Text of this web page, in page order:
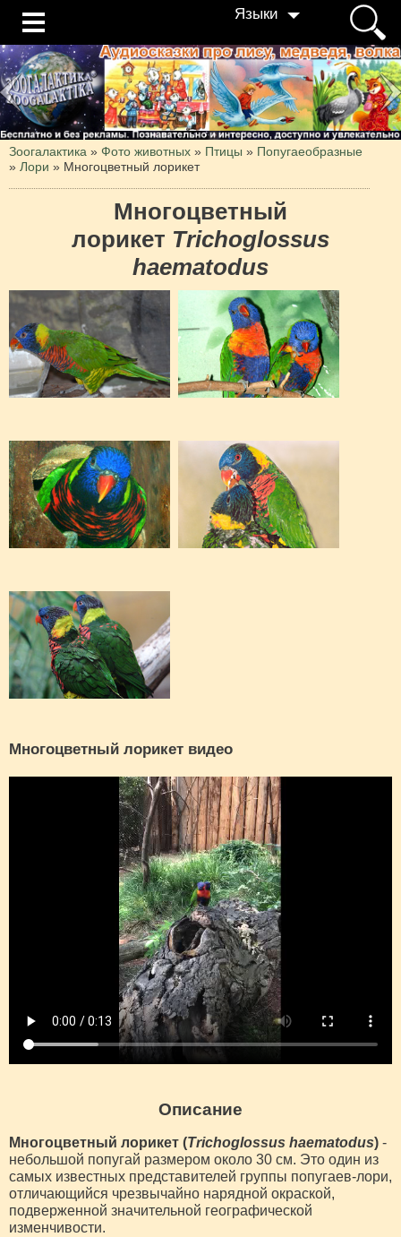
Языки
Зоогалактика » Фото животных » Птицы » Попугаеобразные
» Лори » Многоцветный лорикет
Многоцветный
лорикет Trichoglossus
haematodus
Многоцветный лорикет видео
Описание
Многоцветный лорикет (Trichoglossus haematodus) -
небольшой попугай размером около 30 см. Это один из
самых известных представителей группы попугаев-лори,
отличающийся чрезвычайно нарядной окраской,
подверженной значительной географической
изменчивости.